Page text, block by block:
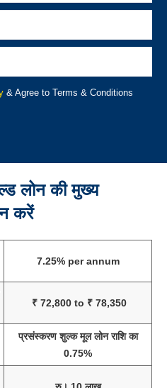
& Agree to Terms & Conditions
लोन की मुख्य
करें
7.25% per annum
₹ 72,800 to ₹ 78,350
प्रसंस्करण शुल्क मूल लोन राशि का
0.75%